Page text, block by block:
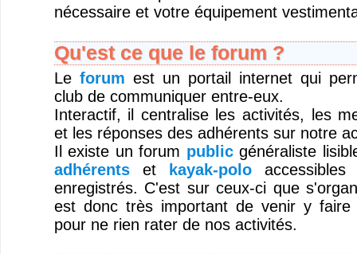
nécessaire et votre équipement
Qu'est ce que le forum ?
Le forum est un portail internet qui
club de communiquer entre-eux.
Interactif, il centralise les activités, les
et les réponses des adhérents sur notre
Il existe un forum publicgénéraliste
adhérentset kayak-poloaccessibles
enregistrés. C'est sur ceux-ci que
est donc très important de venir y faire
pour ne rien rater de nos activités.